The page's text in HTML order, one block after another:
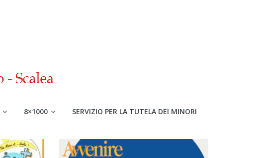
8×1000 SERVIZIO PER LA TUTELA DEI MINORI